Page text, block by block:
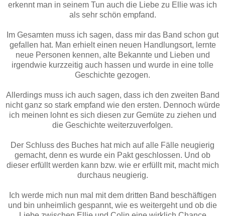
erkennt man in seinem Tun auch die Liebe zu Ellie was ich
als sehr schön empfand.
Im Gesamten muss ich sagen, dass mir das Band schon gut
gefallen hat. Man erhielt einen neuen Handlungsort, lernte
neue Personen kennen, alte Bekannte und Lieben und
irgendwie kurzzeitig auch hassen und wurde in eine tolle
Geschichte gezogen.
Allerdings muss ich auch sagen, dass ich den zweiten Band
nicht ganz so stark empfand wie den ersten. Dennoch würde
ich meinen lohnt es sich diesen zur Gemüte zu ziehen und
die Geschichte weiterzuverfolgen.
Der Schluss des Buches hat mich auf alle Fälle neugierig
gemacht, denn es wurde ein Pakt geschlossen. Und ob
dieser erfüllt werden kann bzw. wie er erfüllt mit, macht mich
durchaus neugierig.
Ich werde mich nun mal mit dem dritten Band beschäftigen
und bin unheimlich gespannt, wie es weitergeht und ob die